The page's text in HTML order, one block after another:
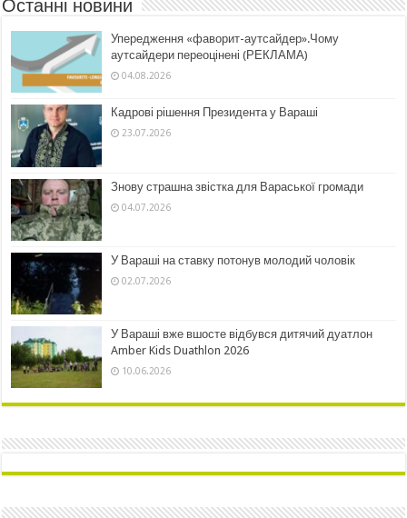
Останні новини
Упередження «фаворит-аутсайдер».Чому
аутсайдери переоцінені (РЕКЛАМА)
04.08.2026
Кадрові рішення Президента у Вараші
23.07.2026
Знову страшна звістка для Вараської громади
04.07.2026
У Вараші на ставку потонув молодий чоловік
02.07.2026
У Вараші вже вшосте відбувся дитячий дуатлон
Amber Kids Duathlon 2026
10.06.2026